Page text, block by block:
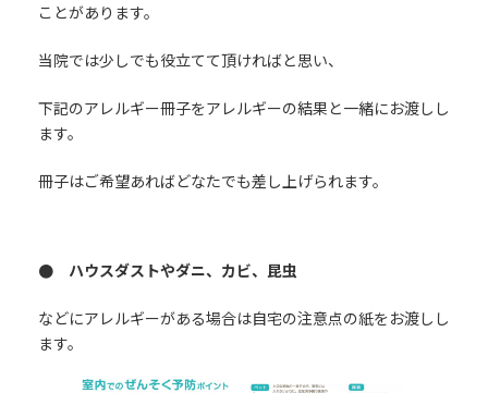
ことがあります。
当院では少しでも役立てて頂ければと思い、
下記のアレルギー冊子をアレルギーの結果と一緒にお渡しし
ます。
冊子はご希望あればどなたでも差し上げられます。
● ハウスダストやダニ、カビ、昆虫
などにアレルギーがある場合は自宅の注意点の紙をお渡しし
ます。